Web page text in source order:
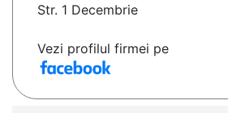
Str. 1 Decembrie
Vezi profilul firmei pe